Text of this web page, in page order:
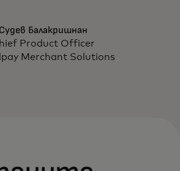
Судев Балакришнан
Product Officer
Merchant Solutions